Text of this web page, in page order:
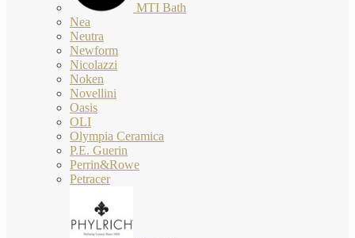
MTI Bath
Nea
Neutra
Newform
Nicolazzi
Noken
Novellini
Oasis
OLI
Olympia Ceramica
P.E. Guerin
Perrin&Rowe
Petracer